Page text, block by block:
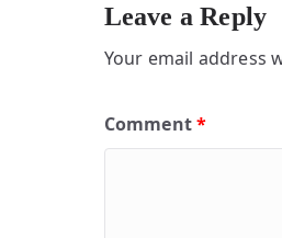
Leave a Reply
Your email address
Comment*